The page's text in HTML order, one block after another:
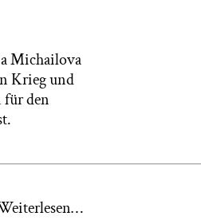
Michailova
Krieg und
für den